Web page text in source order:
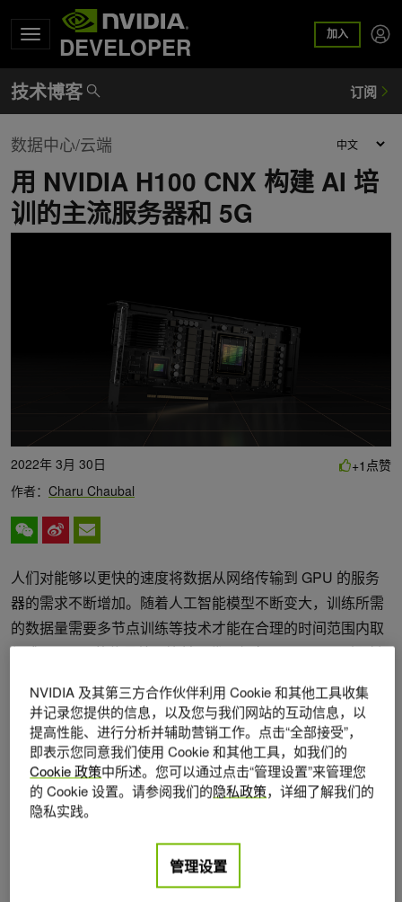
DEVELOPER 加入
数据中心/云端
用 NVIDIA H100 CNX 构建 AI 培
训的主流服务器和 5G
2022年 3月 30日
作者： Charu Chaubal
+1 点赞
人们对能够以更快的速度将数据从网络传输到 GPU 的服务
器的需求不断增加。随着人工智能模型不断变大，训练所需
的数据量需要多节点训练等技术才能在合理的时间范围内取
得成果。 5G 的信号处理比前几代更复杂， GPU 可以帮助提
5G 与边缘服务器通信，以实现基于人工智能的决策和行
动。
专门构建的人工智能系统，比如最近发布的NVIDIA DGX
H100 ，是专门为支持数据中心用例的这些需求而设计的。
现在，另一种新产品可以帮助企业获得更快的数据传输和更
高的边缘设备性能，但不需要高端或定制系统。
NVIDIA 首席执行官 Jensen Huang 上周在 NVIDIA 公司
NVIDIA 及其第三方合作伙伴利用 Cookie 和其他工具收集
并记录您提供的信息，以及您与我们网站的互动信息，以
提高性能、进行分析并辅助营销工作。点击“全部接受”，
即表示您同意我们使用 Cookie 和其他工具，如我们的
Cookie 政策中所述。您可以通过点击“管理设置”来管理您
的 Cookie 设置。请参阅我们的隐私政策，详细了解我们的
隐私实践。
管理设置